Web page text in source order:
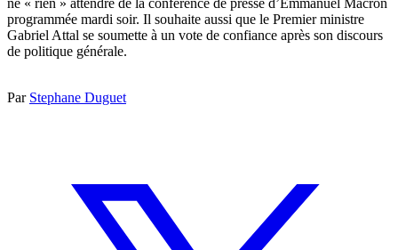
programmée mardi soir. Il souhaite aussi que le Premier ministre
Gabriel Attal se soumette à un vote de confiance après son discours
de politique générale.
Par Stephane Duguet